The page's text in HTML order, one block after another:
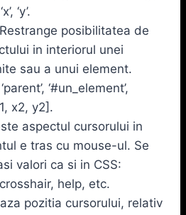
‘y’.
posibilitatea de
in interiorul unei
sau a unui element.
‘#un_element’,
x2, y2].
aspectul cursorului in
e tras cu mouse-ul. Se
valori ca si in CSS:
help, etc.
pozitia cursorului, relativ